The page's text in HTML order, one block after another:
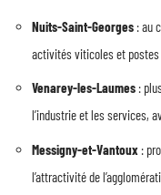
Nuits-Saint-Georges : au
activités viticoles et postes
Venarey-les-Laumes :
l’industrie et les services,
Messigny-et-Vantoux :
l’attractivité de